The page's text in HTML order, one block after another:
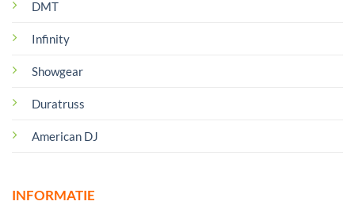
DMT
Infinity
Showgear
Duratruss
American DJ
INFORMATIE